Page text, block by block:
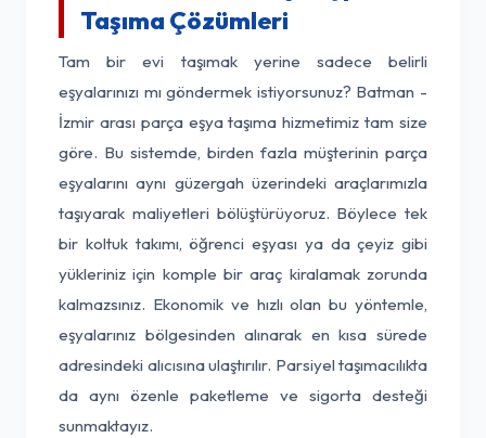
Taşıma Çözümleri
Tam bir evi taşımak yerine sadece belirli
eşyalarınızı mı göndermek istiyorsunuz? Batman -
İzmir arası parça eşya taşıma hizmetimiz tam size
göre. Bu sistemde, birden fazla müşterinin parça
eşyalarını aynı güzergah üzerindeki araçlarımızla
taşıyarak maliyetleri bölüştürüyoruz. Böylece tek
bir koltuk takımı, öğrenci eşyası ya da çeyiz gibi
yükleriniz için komple bir araç kiralamak zorunda
kalmazsınız. Ekonomik ve hızlı olan bu yöntemle,
eşyalarınız bölgesinden alınarak en kısa sürede
adresindeki alıcısına ulaştırılır. Parsiyel taşımacılıkta
da aynı özenle paketleme ve sigorta desteği
sunmaktayız.